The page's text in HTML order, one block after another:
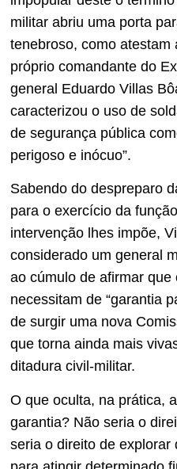
militar abriu uma porta
tenebroso, como atestam
próprio comandante do
general Eduardo Villas
caracterizou o uso de
de segurança pública
perigoso e inócuo”.
Sabendo do despreparo
para o exercício da
intervenção lhes impõe,
considerado um general
ao cúmulo de afirmar que
necessitam de “garantia
de surgir uma nova
que torna ainda mais
ditadura civil-militar.
O que oculta, na prática,
garantia? Não seria o
seria o direito de explorar